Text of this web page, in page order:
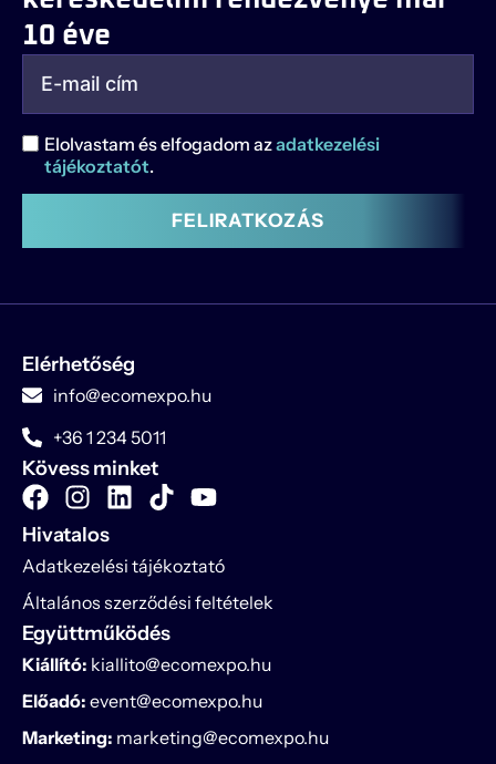
10 éve
Elolvastam és elfogadom azadatkezelési
tájékoztatót.
FELIRATKOZÁS
Elérhetőség
info@ecomexpo.hu
+36 1 234 5011
Kövess minket
Hivatalos
Adatkezelési tájékoztató
Általános szerződési feltételek
Együttműködés
Kiállító: kiallito@ecomexpo.hu
Előadó: event@ecomexpo.hu
Marketing: marketing@ecomexpo.hu